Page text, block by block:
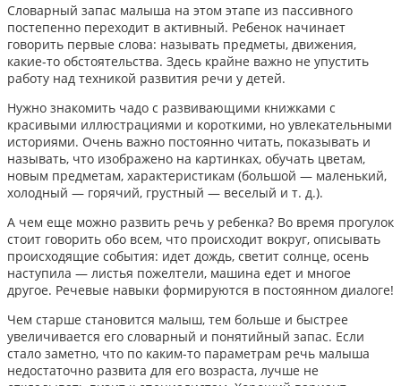
Словарный запас малыша на этом этапе из пассивного
постепенно переходит в активный. Ребенок начинает
говорить первые слова: называть предметы, движения,
какие-то обстоятельства. Здесь крайне важно не упустить
работу над техникой развития речи у детей.
Нужно знакомить чадо с развивающими книжками с
красивыми иллюстрациями и короткими, но увлекательными
историями. Очень важно постоянно читать, показывать и
называть, что изображено на картинках, обучать цветам,
новым предметам, характеристикам (большой — маленький,
холодный — горячий, грустный — веселый и т. д.).
А чем еще можно развить речь у ребенка? Во время прогулок
стоит говорить обо всем, что происходит вокруг, описывать
происходящие события: идет дождь, светит солнце, осень
наступила — листья пожелтели, машина едет и многое
другое. Речевые навыки формируются в постоянном диалоге!
Чем старше становится малыш, тем больше и быстрее
увеличивается его словарный и понятийный запас. Если
стало заметно, что по каким-то параметрам речь малыша
недостаточно развита для его возраста, лучше не